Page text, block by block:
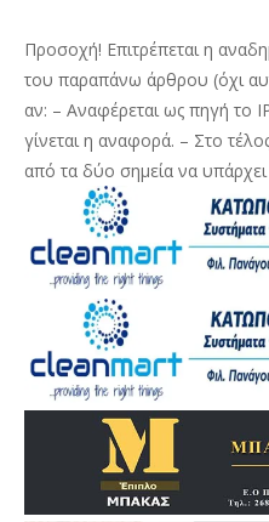
Προσοχή! Επιτρέπεται η
του παραπάνω άρθρου (όχι
αν: – Αναφέρεται ως πηγή το
γίνεται η αναφορά. – Στο
από τα δύο σημεία να